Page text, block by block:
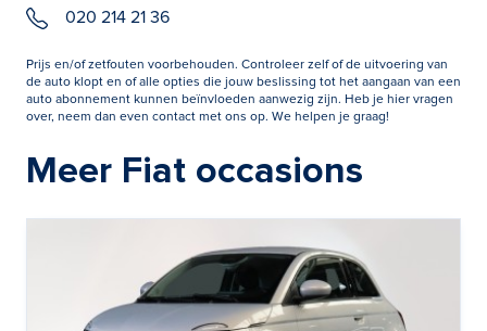
020 214 21 36
Prijs en/of zetfouten voorbehouden. Controleer zelf of de uitvoering van
de auto klopt en of alle opties die jouw beslissing tot het aangaan van een
auto abonnement kunnen beïnvloeden aanwezig zijn. Heb je hier vragen
over, neem dan even contact met ons op. We helpen je graag!
Meer Fiat occasions